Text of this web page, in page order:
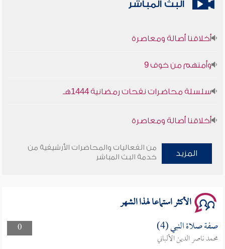
البث المباشر
سلسلة محاضرات نفحات رمضانية 1444هـ
المزيد
من الفعاليات والمحاضرات الأرشيفية من
خدمة البث المباشر
الأكثر استماعا لهذا الشهر
0 صفة صلاة النبي (4)
محمد ناصر الدين الألباني